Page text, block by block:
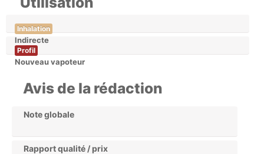
Inhalation
Indirecte
Profil
Nouveau vapoteur
Avis de la rédaction
Note globale
Rapport qualité / prix